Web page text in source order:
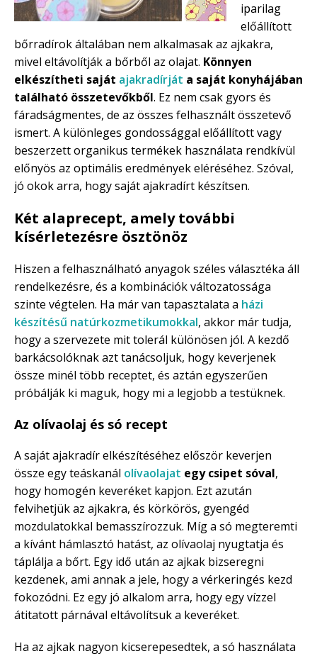
iparilag
előállított
bőrradírok általában nem alkalmasak az ajkakra,
mivel eltávolítják a bőrből az olajat. Könnyen
elkészítheti saját ajakradírját a saját konyhájában
található összetevőkből. Ez nem csak gyors és
fáradságmentes, de az összes felhasznált összetevő
ismert. A különleges gondossággal előállított vagy
beszerzett organikus termékek használata rendkívül
előnyös az optimális eredmények eléréséhez. Szóval,
jó okok arra, hogy saját ajakradírt készítsen.
Két alaprecept, amely további
kísérletezésre ösztönöz
Hiszen a felhasználható anyagok széles választéka áll
rendelkezésre, és a kombinációk változatossága
szinte végtelen. Ha már van tapasztalata a házi
készítésű natúrkozmetikumokkal, akkor már tudja,
hogy a szervezete mit tolerál különösen jól. A kezdő
barkácsolóknak azt tanácsoljuk, hogy keverjenek
össze minél több receptet, és aztán egyszerűen
próbálják ki maguk, hogy mi a legjobb a testüknek.
Az olívaolaj és só recept
A saját ajakradír elkészítéséhez először keverjen
össze egy teáskanál olívaolajat egy csipet sóval,
hogy homogén keveréket kapjon. Ezt azután
felvihetjük az ajkakra, és körkörös, gyengéd
mozdulatokkal bemasszírozzuk. Míg a só megteremti
a kívánt hámlasztó hatást, az olívaolaj nyugtatja és
táplálja a bőrt. Egy idő után az ajkak bizseregni
kezdenek, ami annak a jele, hogy a vérkeringés kezd
fokozódni. Ez egy jó alkalom arra, hogy egy vízzel
átitatott párnával eltávolítsuk a keveréket.
Ha az ajkak nagyon kicserepesedtek, a só használata